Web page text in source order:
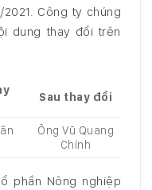
Công ty chúng
dung thay đổi trên
Sau thay đổi
Ông Vũ Quang
Chính
phần Nông nghiệp